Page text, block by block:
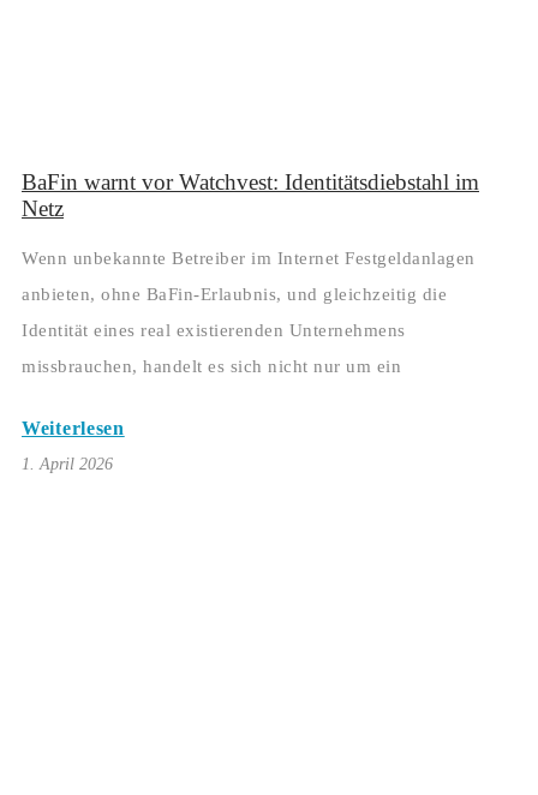
BaFin warnt vor Watchvest: Identitätsdiebstahl im
Netz
Wenn unbekannte Betreiber im Internet Festgeldanlagen
anbieten, ohne BaFin‑Erlaubnis, und gleichzeitig die
Identität eines real existierenden Unternehmens
missbrauchen, handelt es sich nicht nur um ein
Weiterlesen
1. April 2026